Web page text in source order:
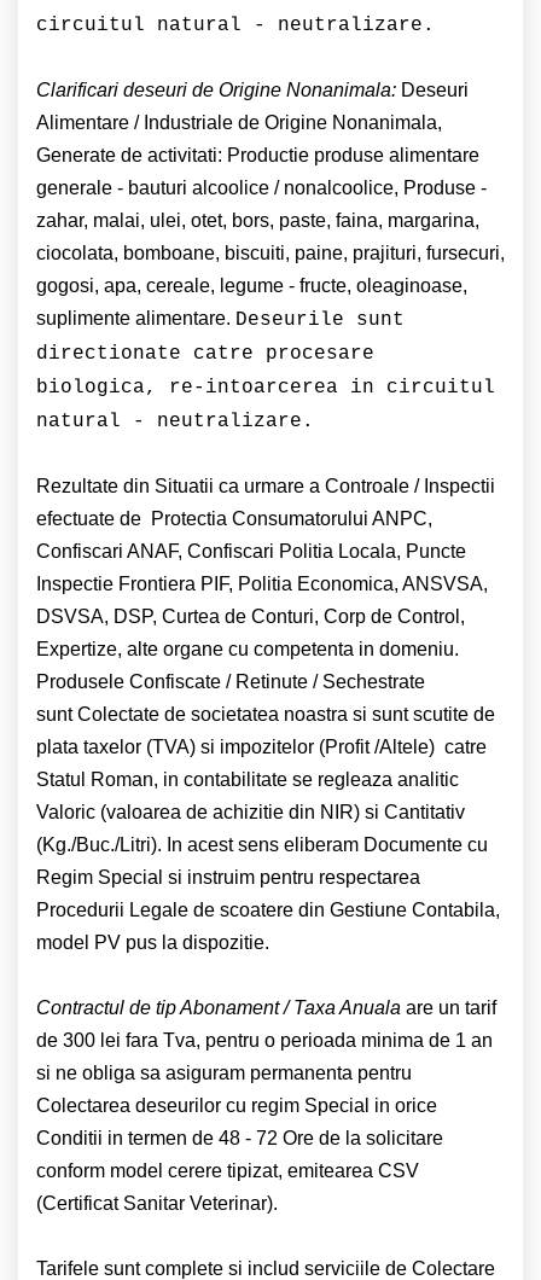
circuitul natural - neutralizare.
Clarificari deseuri de Origine Nonanimala: Deseuri
Alimentare / Industriale de Origine Nonanimala,
Generate de activitati: Productie produse alimentare
generale - bauturi alcoolice / nonalcoolice, Produse -
zahar, malai, ulei, otet, bors, paste, faina, margarina,
ciocolata, bomboane, biscuiti, paine, prajituri, fursecuri,
gogosi, apa, cereale, legume - fructe, oleaginoase,
suplimente alimentare. Deseurile sunt
directionate catre procesare
biologica, re-intoarcerea in circuitul
natural - neutralizare.
Rezultate din Situatii ca urmare a Controale / Inspectii
efectuate de Protectia Consumatorului ANPC,
Confiscari ANAF, Confiscari Politia Locala, Puncte
Inspectie Frontiera PIF, Politia Economica, ANSVSA,
DSVSA, DSP, Curtea de Conturi, Corp de Control,
Expertize, alte organe cu competenta in domeniu.
Produsele Confiscate / Retinute / Sechestrate
sunt Colectate de societatea noastra si sunt scutite de
plata taxelor (TVA) si impozitelor (Profit /Altele) catre
Statul Roman, in contabilitate se regleaza analitic
Valoric (valoarea de achizitie din NIR) si Cantitativ
(Kg./Buc./Litri). In acest sens eliberam Documente cu
Regim Special si instruim pentru respectarea
Procedurii Legale de scoatere din Gestiune Contabila,
model PV pus la dispozitie.
Contractul de tip Abonament / Taxa Anuala are un tarif
de 300 lei fara Tva, pentru o perioada minima de 1 an
si ne obliga sa asiguram permanenta pentru
Colectarea deseurilor cu regim Special in orice
Conditii in termen de 48 - 72 Ore de la solicitare
conform model cerere tipizat, emitearea CSV
(Certificat Sanitar Veterinar).
Tarifele sunt complete si includ serviciile de Colectare